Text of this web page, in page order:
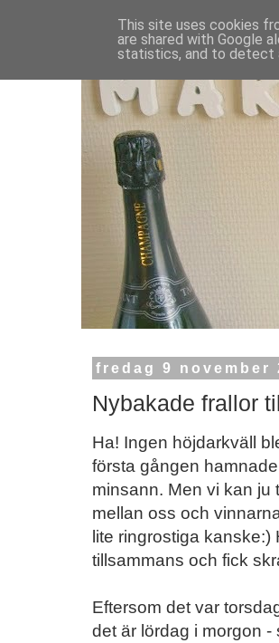
fredag 9 november
Nybakade frallor
Ha! Ingen höjdarkväll
första gången
minsann. Men vi kan ju
mellan oss och
lite ringrostiga
tillsammans och fick
Eftersom det var
det är lördag i morgon
This site uses cookies
are shared with Google
statistics, and to detect